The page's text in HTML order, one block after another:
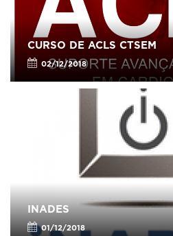
CURSO DE ACLS CTSEM
02/12/2018
INADES
01/12/2018